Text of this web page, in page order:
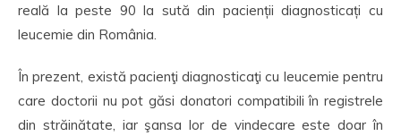
reală la peste 90 la sută din pacienții diagnosticați cu
leucemie din România.
În prezent, există pacienţi diagnosticaţi cu leucemie pentru
care doctorii nu pot găsi donatori compatibili în registrele
din străinătate, iar şansa lor de vindecare este doar în